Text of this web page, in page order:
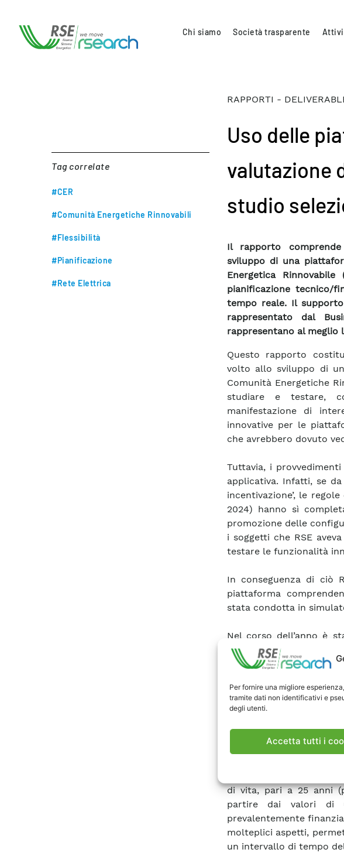
Per fornire una migliore
tramite dati non identificativi e
degli utenti.
Accetta tutti i
Chi siamo Società trasparente
Tag correlate
#CER
#Comunità Energetiche Rinnovabili
#Flessibilità
#Pianificazione
#Rete Elettrica
RAPPORTI -
Uso delle
valutazione
studio
Il rapporto
sviluppo di una
Energetica
pianificazione tecnico/
tempo reale. Il
rappresentato dal
rappresentano al meglio
Questo rapporto
volto allo sviluppo di
Comunità Energetiche
studiare e testare,
manifestazione di
innovative per le
che avrebbero dovuto
Tuttavia, i
applicativa. Infatti, se
incentivazione’, le
2024) hanno sì
promozione delle
i soggetti che RSE
testare le funzionalità
In conseguenza di ciò
piattaforma
stata condotta in
Nel corso dell’anno è
del modello di business
elementi di base di
di una comunità
comprendono il
la comunità in una tipica
completa possibile del
di vita, pari a 25 anni
partire dai valori di
prevalentemente
molteplici aspetti,
un intervallo di tempo